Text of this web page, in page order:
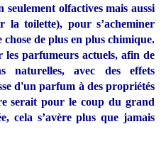
olfactives mais aussi
la toilette), pour s’acheminer
de plus en plus chimique.
parfumeurs actuels, afin de
naturelles, avec des effets
d'un parfum à des propriétés
serait pour le coup du grand
cela s’avère plus que jamais